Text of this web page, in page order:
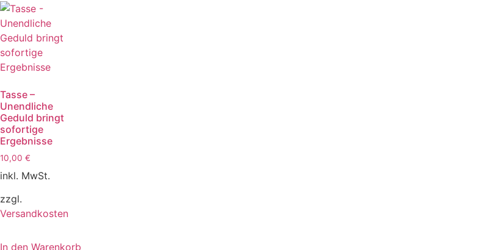
Tasse –
Unendliche
Geduld bringt
sofortige
Ergebnisse
10,00 €
inkl. MwSt.
zzgl.
Versandkosten
In den Warenkorb